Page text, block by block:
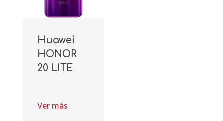
Huawei
HONOR
20 LITE
Ver más